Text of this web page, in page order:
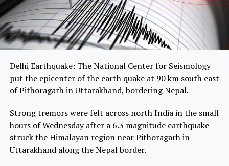
Delhi Earthquake: The National Center for Seismology
put the epicenter of the earth quake at 90 km south east
of Pithoragarh in Uttarakhand, bordering Nepal.
Strong tremors were felt across north India in the small
hours of Wednesday after a 6.3 magnitude earthquake
struck the Himalayan region near Pithoragarh in
Uttarakhand along the Nepal border.